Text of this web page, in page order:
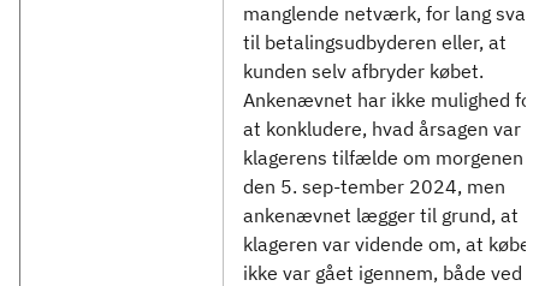
manglende netværk, for lang
til betalingsudbyderen eller, at
kunden selv afbryder købet.
Ankenævnet har ikke mulighed for
at konkludere, hvad årsagen var i
klagerens tilfælde om morgenen
den 5. sep-tember 2024, men
ankenævnet lægger til grund, at
klageren var vidende om, at købet
ikke var gået igennem, både ved